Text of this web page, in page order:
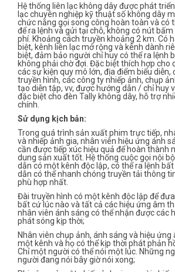
Hệ thống liên lạc không dây được phát
lạc chuyên nghiệp kỹ thuật số không dây
chức năng gọi song công hoàn toàn và có
để ra lệnh và gửi tại chỗ, không có nút
phí. Khoảng cách truyền khoảng 2 km. Có
biệt, kênh liên lạc mở rộng và kênh dành
biệt, đảm bảo người chỉ huy có thể ra lệnh
không phải chờ đợi. Đặc biệt thích hợp cho
các sự kiện quy mô lớn, địa điểm biểu diễn,
truyền hình, các công ty nhiếp ảnh, chụp
tạo diễn tập, vv, được hướng dẫn / chỉ huy
đặc biệt cho đèn Tally không dây, hỗ trợ
chính.
Sử dụng kịch bản:
Trong quá trình sản xuất phim trực tiếp,
và nhiếp ảnh gia, nhân viên hiệu ứng ánh
cần được tiếp xúc hiệu quả để hoàn thành
dung sản xuất tốt. Hệ thống cuộc gọi nội
dẫn có một kênh độc lập, có thể ra lệnh
dẫn có thể nhanh chóng truyền tải thông
phù hợp nhất.
Đài truyền hình có một kênh độc lập để
bất cứ lúc nào và tất cả các hiệu ứng âm
nhân viên ánh sáng có thể nhận được các
phát sóng kịp thời;
Nhân viên chụp ảnh, ánh sáng và hiệu
một kênh và họ có thể kịp thời phát phản
Chỉ một người có thể nói một lúc. Những
người đang nói bây giờ nói xong;